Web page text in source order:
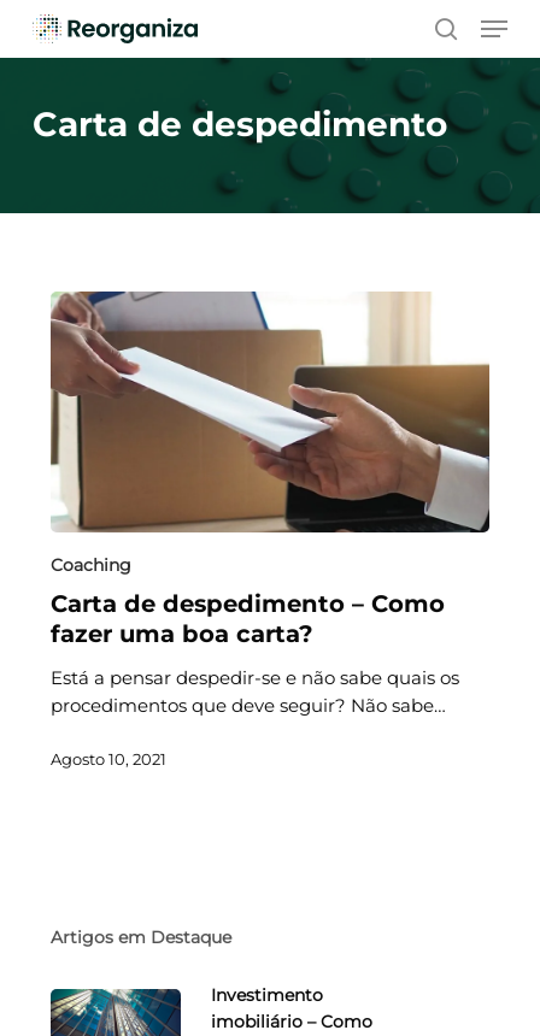
Skip
search
Carta de despedimento
Coaching
Carta de despedimento – Como
fazer uma boa carta?
Está a pensar despedir-se e não sabe quais os
procedimentos que deve seguir? Não sabe…
Agosto 10, 2021
Artigos em Destaque
Investimento
imobiliário – Como